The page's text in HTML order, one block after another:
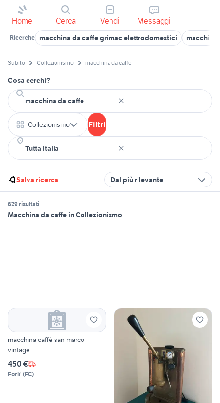
Home Cerca Vendi Messaggi
Ricerche macchina da caffe grimac elettrodomestici macchina
Subito Collezionismo macchina da caffe
Cosa cerchi?
Collezionismo Filtri
Salva ricerca Dal più rilevante
629 risultati
Macchina da caffe in Collezionismo
macchina caffè san marco
vintage
450 €
Forli' (FC)